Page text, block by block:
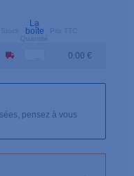
La
boîte
0.00 €
pensez à vous